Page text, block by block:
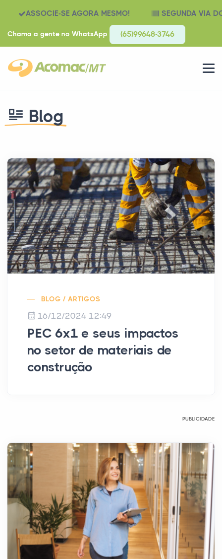
ASSOCIE-SE AGORA MESMO! SEGUNDA VIA
Chama a gente no WhatsApp (65)99648-3746
Blog
BLOG / ARTIGOS
16/12/2024 12:49
PEC 6x1 e seus impactos
no setor de materiais de
construção
PUBLICIDADE